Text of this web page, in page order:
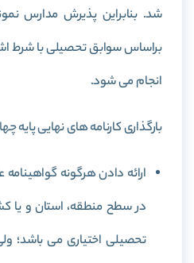
شد. بنابراین پذیرش مدارس
براساس سوابق تحصیلی با شرط
انجام می شود.
بارگذاری کارنامه های نهایی
ارائه دادن هرگونه
در سطح منطقه، استان و یا
تحصیلی اختیاری می باشد؛